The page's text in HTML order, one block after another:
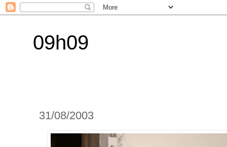
09h09
31/08/2003